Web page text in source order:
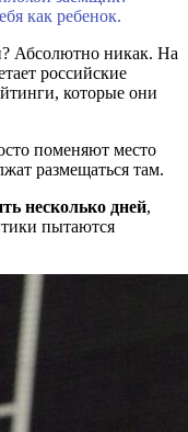
как ребенок.
Абсолютно никак. На
российские
которые они
поменяют место
размещаться там.
несколько дней,
пытаются